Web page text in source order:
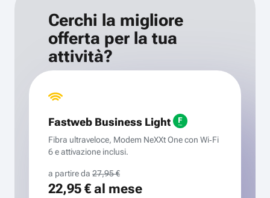
Cerchi la migliore
offerta per la tua
attività?
Fastweb Business Light
Fibra ultraveloce, Modem NeXXt One con Wi‑Fi
6 e attivazione inclusi.
a partire da 27,95 €
22,95 €al mese